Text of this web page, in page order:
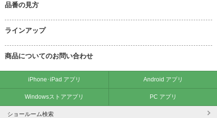
品番の見方
ラインアップ
商品についてのお問い合わせ
iPhone･iPad アプリ Android アプリ
Windowsストアアプリ PC アプリ
ショールーム検索